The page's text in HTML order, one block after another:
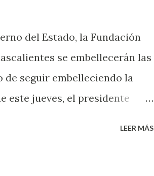
te dirá, siempre es mejor
del Estado, la Fundación
se embellecerán las
de seguir embelleciendo la
este jueves, el presidente
LEER MÁS